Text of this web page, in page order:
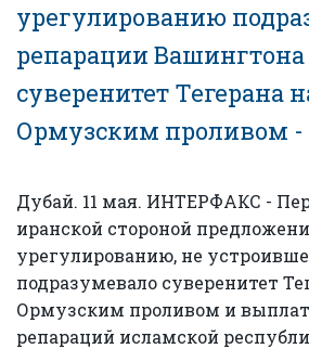
урегулированию
репарации
суверенитет Тегерана
Ормузским проливом
Дубай. 11 мая. ИНТЕРФАКС -
иранской стороной
урегулированию, не
подразумевало суверенитет
Ормузским проливом и
репараций исламской